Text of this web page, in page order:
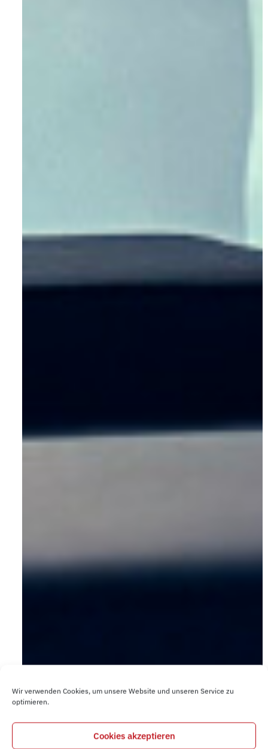
Wir verwenden Cookies, um unsere Website und unseren Service zu
optimieren.
Cookies akzeptieren